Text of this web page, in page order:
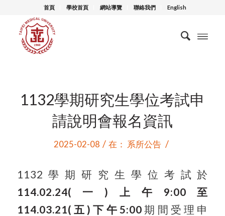
首頁 學校首頁 網站導覽 聯絡我們 English
1132學期研究生學位考試申
請說明會報名資訊
2025-02-08 / 在： 系所公告 /
1132 學期研究生學位考試於
114.02.24( 一 ) 上午 9:00 至
114.03.21( 五 ) 下午 5:00 期間受理申